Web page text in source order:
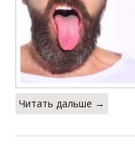
Читать дальше →